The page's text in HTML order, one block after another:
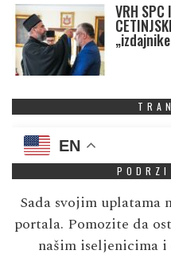
VRH SPC
EN
Sada svojim uplatama
portala. Pomozite da
našim iseljenicima